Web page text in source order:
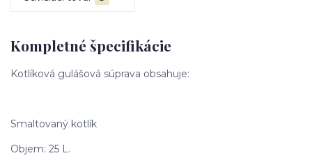
Kompletné špecifikácie
Kotlíková gulášová súprava obsahuje:
Smaltovaný kotlík
Objem: 25 L.